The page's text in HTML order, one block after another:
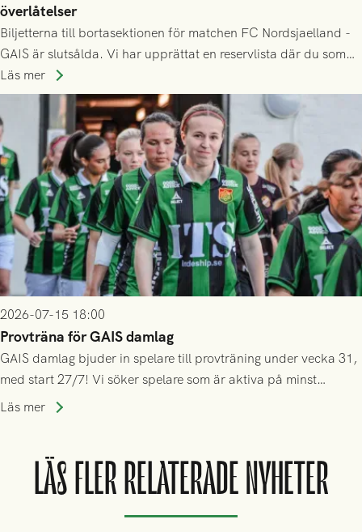
överlåtelser
Biljetterna till bortasektionen för matchen FC Nordsjaelland -
GAIS är slutsålda. Vi har upprättat en reservlista där du som
ännu inte har någon biljett kan anmäla ditt intresse. Du kan
inte själv överlåta din biljett till någon annan.
Läs mer
2026-07-15 18:00
Provträna för GAIS damlag
GAIS damlag bjuder in spelare till provträning under vecka 31,
med start 27/7! Vi söker spelare som är aktiva på minst
division 3-nivå.
Läs mer
LÄS FLER RELATERADE NYHETER